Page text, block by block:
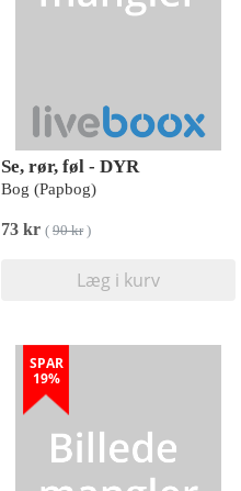
Se, rør, føl - DYR
Bog (Papbog)
73 kr ( 90 kr)
Læg i kurv
SPAR
19%